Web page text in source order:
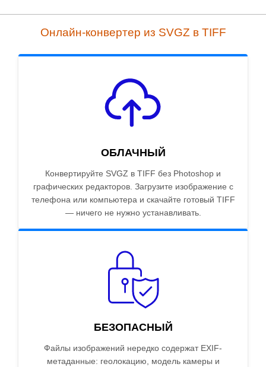
Онлайн-конвертер из SVGZ в TIFF
ОБЛАЧНЫЙ
Конвертируйте SVGZ в TIFF без Photoshop и
графических редакторов. Загрузите изображение с
телефона или компьютера и скачайте готовый TIFF
— ничего не нужно устанавливать.
БЕЗОПАСНЫЙ
Файлы изображений нередко содержат EXIF-
метаданные: геолокацию, модель камеры и